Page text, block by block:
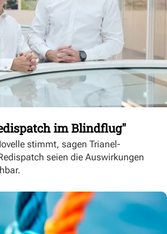
im Blindflug"
stimmt, sagen Trianel-
seien die Auswirkungen